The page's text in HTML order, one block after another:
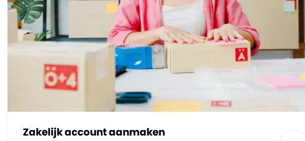
Zakelijk account aanmaken